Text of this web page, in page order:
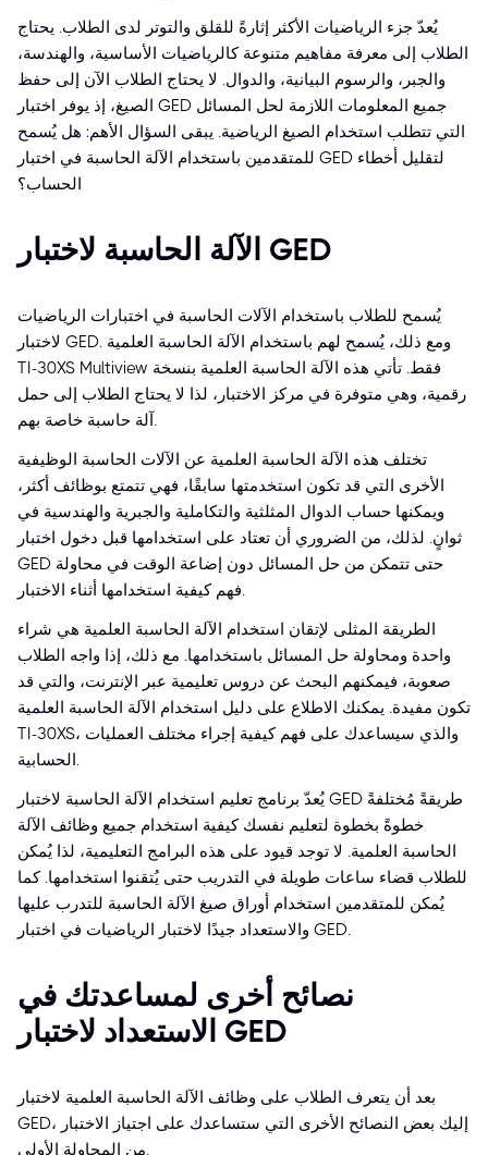
يُعدّ جزء الرياضيات الأكثر إثارةً للقلق والتوتر لدى الطلاب. يحتاج
الطلاب إلى معرفة مفاهيم متنوعة كالرياضيات الأساسية، والهندسة،
والجبر، والرسوم البيانية، والدوال. لا يحتاج الطلاب الآن إلى حفظ
الصيغ، إذ يوفر اختبار GED جميع المعلومات اللازمة لحل المسائل
التي تتطلب استخدام الصيغ الرياضية. يبقى السؤال الأهم: هل يُسمح
للمتقدمين باستخدام الآلة الحاسبة في اختبار GED لتقليل أخطاء
الحساب؟
الآلة الحاسبة لاختبار GED
يُسمح للطلاب باستخدام الآلات الحاسبة في اختبارات الرياضيات
لاختبار GED. ومع ذلك، يُسمح لهم باستخدام الآلة الحاسبة العلمية
TI-30XS Multiview فقط. تأتي هذه الآلة الحاسبة العلمية بنسخة
رقمية، وهي متوفرة في مركز الاختبار، لذا لا يحتاج الطلاب إلى حمل
آلة حاسبة خاصة بهم.
تختلف هذه الآلة الحاسبة العلمية عن الآلات الحاسبة الوظيفية
الأخرى التي قد تكون استخدمتها سابقًا، فهي تتمتع بوظائف أكثر،
ويمكنها حساب الدوال المثلثية والتكاملية والجبرية والهندسية في
ثوانٍ. لذلك، من الضروري أن تعتاد على استخدامها قبل دخول اختبار
GED حتى تتمكن من حل المسائل دون إضاعة الوقت في محاولة
فهم كيفية استخدامها أثناء الاختبار.
الطريقة المثلى لإتقان استخدام الآلة الحاسبة العلمية هي شراء
واحدة ومحاولة حل المسائل باستخدامها. مع ذلك، إذا واجه الطلاب
صعوبة، فيمكنهم البحث عن دروس تعليمية عبر الإنترنت، والتي قد
تكون مفيدة. يمكنك الاطلاع على دليل استخدام الآلة الحاسبة العلمية
TI-30XS، والذي سيساعدك على فهم كيفية إجراء مختلف العمليات
الحسابية.
يُعدّ برنامج تعليم استخدام الآلة الحاسبة لاختبار GED طريقةً مُختلفةً
خطوةً بخطوة لتعليم نفسك كيفية استخدام جميع وظائف الآلة
الحاسبة العلمية. لا توجد قيود على هذه البرامج التعليمية، لذا يُمكن
للطلاب قضاء ساعات طويلة في التدريب حتى يُتقنوا استخدامها. كما
يُمكن للمتقدمين استخدام أوراق صيغ الآلة الحاسبة للتدرب عليها
والاستعداد جيدًا لاختبار الرياضيات في اختبار GED.
نصائح أخرى لمساعدتك في
الاستعداد لاختبار GED
بعد أن يتعرف الطلاب على وظائف الآلة الحاسبة العلمية لاختبار
GED، إليك بعض النصائح الأخرى التي ستساعدك على اجتياز الاختبار
من المحاولة الأولى.